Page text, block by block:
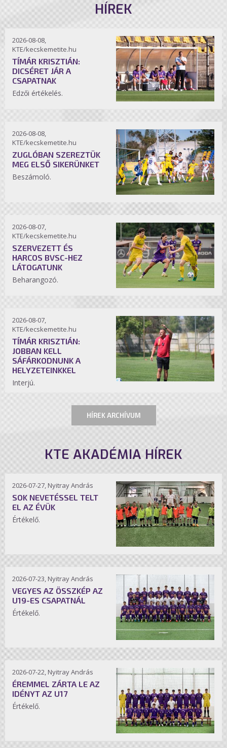
HÍREK
2026-08-08,
KTE/kecskemetite.hu
TÍMÁR KRISZTIÁN:
DICSÉRET JÁR A
CSAPATNAK
Edzői értékelés.
2026-08-08,
KTE/kecskemetite.hu
ZUGLÓBAN SZEREZTÜK
MEG ELSŐ SIKERÜNKET
Beszámoló.
2026-08-07,
KTE/kecskemetite.hu
SZERVEZETT ÉS
HARCOS BVSC-HEZ
LÁTOGATUNK
Beharangozó.
2026-08-07,
KTE/kecskemetite.hu
TÍMÁR KRISZTIÁN:
JOBBAN KELL
SÁFÁRKODNUNK A
HELYZETEINKKEL
Interjú.
HÍREK ARCHÍVUM
KTE AKADÉMIA HÍREK
2026-07-27, Nyitray András
SOK NEVETÉSSEL TELT
EL AZ ÉVÜK
Értékelő.
2026-07-23, Nyitray András
VEGYES AZ ÖSSZKÉP AZ
U19-ES CSAPATNÁL
Értékelő.
2026-07-22, Nyitray András
ÉREMMEL ZÁRTA LE AZ
IDÉNYT AZ U17
Értékelő.